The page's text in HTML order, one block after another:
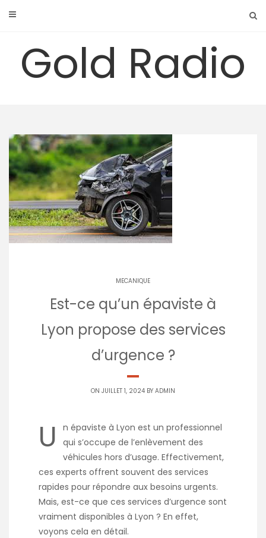
Gold Radio
MECANIQUE
Est-ce qu’un épaviste à
Lyon propose des services
d’urgence ?
ON JUILLET 1, 2024 BY ADMIN
U n épaviste à Lyon est un professionnel
qui s’occupe de l’enlèvement des
véhicules hors d’usage. Effectivement,
ces experts offrent souvent des services
rapides pour répondre aux besoins urgents.
Mais, est-ce que ces services d’urgence sont
vraiment disponibles à Lyon ? En effet,
voyons cela en détail.